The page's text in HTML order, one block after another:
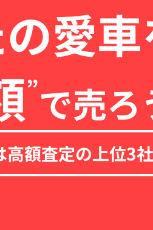
愛車
”で売ろ
額査定の上位3